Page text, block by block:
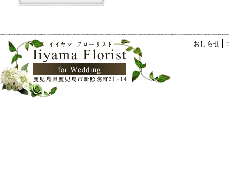
おしらせ